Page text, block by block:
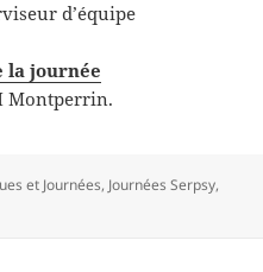
d’équipe
la journée
Montperrin.
et Journées, Journées Serpsy,